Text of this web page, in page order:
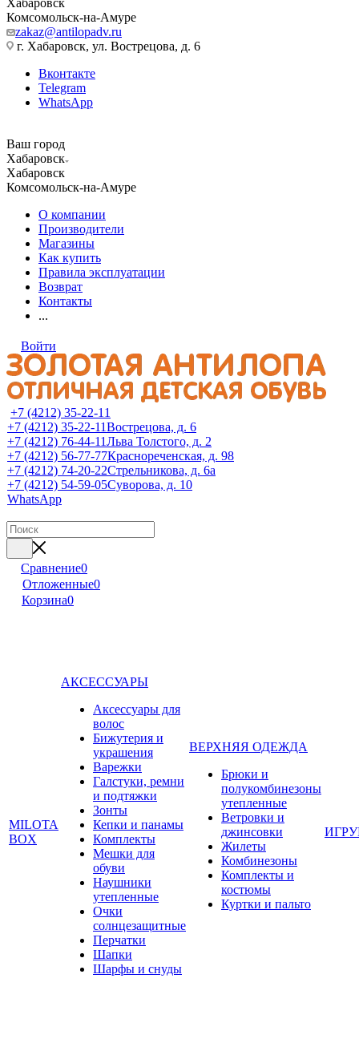
Хабаровск
Комсомольск-на-Амуре
zakaz@antilopadv.ru
г. Хабаровск, ул. Вострецова, д. 6
Вконтакте
Telegram
WhatsApp
Ваш город
Хабаровск
Хабаровск
Комсомольск-на-Амуре
О компании
Производители
Магазины
Как купить
Правила эксплуатации
Возврат
Контакты
...
Войти
+7 (4212) 35-22-11
+7 (4212) 35-22-11Вострецова, д. 6
+7 (4212) 76-44-11Льва Толстого, д. 2
+7 (4212) 56-77-77Краснореченская, д. 98
+7 (4212) 74-20-22Стрельникова, д. 6а
+7 (4212) 54-59-05Суворова, д. 10
WhatsApp
Сравнение0
Отложенные0
Корзина0
MILOTA
BOX
АКСЕССУАРЫ
Аксессуары для
волос
Бижутерия и
украшения
Варежки
Галстуки, ремни
и подтяжки
Зонты
Кепки и панамы
Комплекты
Мешки для
обуви
Наушники
утепленные
Очки
солнцезащитные
Перчатки
Шапки
Шарфы и снуды
ВЕРХНЯЯ ОДЕЖДА
Брюки и
полукомбинезоны
утепленные
Ветровки и
джинсовки
Жилеты
Комбинезоны
Комплекты и
костюмы
Куртки и пальто